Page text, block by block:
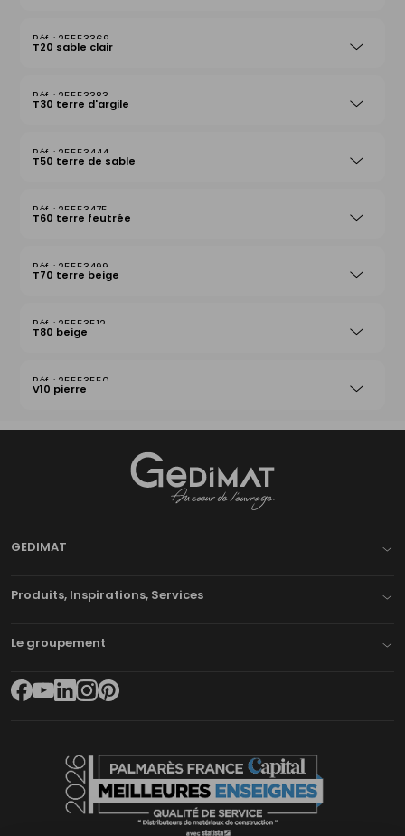
25553369
T20 sable clair
25553383
T30 terre d'argile
25553444
T50 terre de sable
25553475
T60 terre feutrée
25553499
T70 terre beige
25553512
T80 beige
25553550
V10 pierre
GEDIMAT
Produits, Inspirations, Services
Le groupement